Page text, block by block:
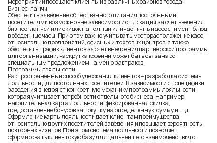
мероприятий посещают клиенты из различных районов города.
Бизнес-ланчи
Обеспечить заведение общественного питания постоянными
посетителями возможно вне зависимости от локации за счет введения
бизнес-ланчей или скидок на полный или частичный ассортимент блюд
в обеденные часы. При этом важно учитывать месторасположение кафе
относительно предприятий, офисных и торговых центров, а также
обеспечить трафик клиентов за счет внедрения партнерской программы
для организаций. Раскрутка кофейни может быть связана со
специальным предложением на меню завтраков.
Программы лояльности
Распространенный способ удержания клиентов – разработка системы
лояльности для постоянных посетителей. В зависимости от специфики
заведения внедряют конкретную механику программы лояльности,
которая учитывает потребности отдельного бизнеса. Например,
накопительная карта лояльности, фиксированная скидка,
предоставление бонусов за покупку на определенную сумму и т. д.
Оформление карты лояльности дает клиентам преимущества
относительно других посетителей заведения и повышает вероятность
повторных визитов. При этом система лояльности позволяет
сформировать клиентскую базу для дальнейшего взаимодействия с